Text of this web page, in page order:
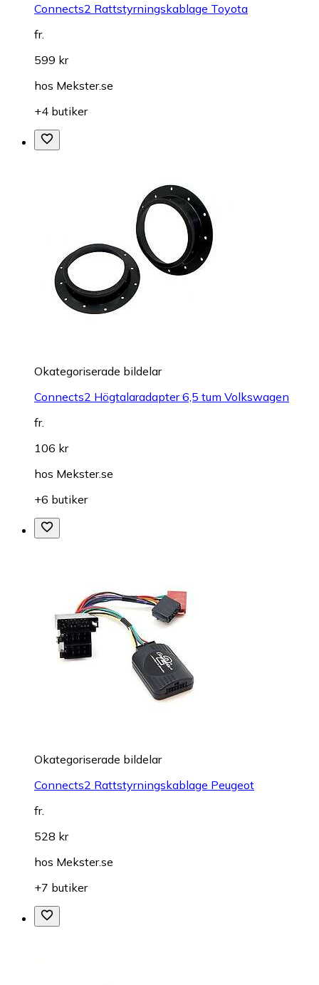
Connects2 Rattstyrningskablage Toyota
fr.
599 kr
hos Mekster.se
+4 butiker
Okategoriserade bildelar
Connects2 Högtalaradapter 6,5 tum Volkswagen
fr.
106 kr
hos Mekster.se
+6 butiker
Okategoriserade bildelar
Connects2 Rattstyrningskablage Peugeot
fr.
528 kr
hos Mekster.se
+7 butiker